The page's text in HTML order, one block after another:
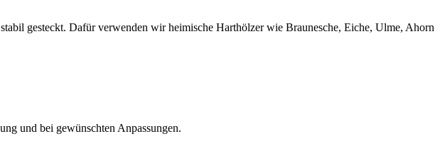
gesteckt. Dafür verwenden wir heimische Harthölzer wie Braunesche, Eiche, Ulme, Ahorn
und bei gewünschten Anpassungen.